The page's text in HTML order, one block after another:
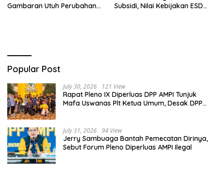
Gambaran Utuh Perubahan
Subsidi, Nilai Kebijakan ESDM
Popular Post
July 30, 2026 121 View
Rapat Pleno IX Diperluas DPP AMPI Tunjuk
Mafa Uswanas Plt Ketua Umum, Desak DPP
July 31, 2026 94 View
Jerry Sambuaga Bantah Pemecatan Dirinya,
Sebut Forum Pleno Diperluas AMPI Ilegal